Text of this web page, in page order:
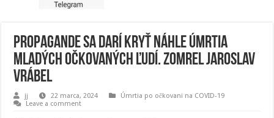
Propagande sa darí kryť náhle úmrtia
mladých očkovaných ľudí. Zomrel Jaroslav
Vrábel
jj 22 marca, 2024
Úmrtia po očkovani na COVID-19
Leave a comment